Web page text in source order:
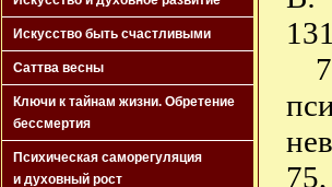
Искусство быть счастливыми
Саттва весны
Ключи к тайнам жизни. Обретение
бессмертия
Психическая саморегуляция
и духовный рост